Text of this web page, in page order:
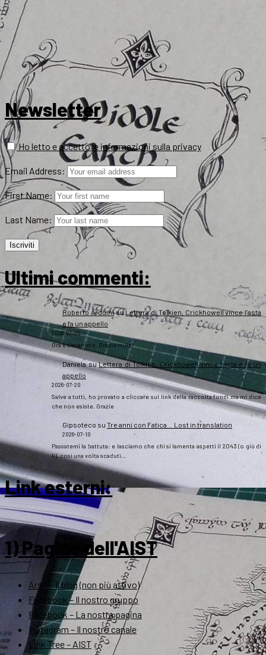
Newsletter
Ho letto e accetto le informazioni sulla privacy
Email Address:
First Name:
Last Name:
Ultimi commenti:
Roberto ArduinisuLettera di Tolkien, Crickhowell vince l’asta
e fa un appello
2026-07-20
Ora è sistemato. Grazie mille!
DanielasuLettera di Tolkien, Crickhowell vince l’asta e fa un
appello
2026-07-20
Salve a tutti, ho provato a cliccare sul link della raccolta fondi ma mi dice
che non esiste. Grazie
Gipsoteco su Tre anni con Fatica… Lost in translation
2026-07-10
Passatemi la battuta: e lasciamo che chi si lamenta aspetti il 2043 (o giù di
lì), così una volta scaduti…
Link esterni:
1) Pagine dell'AIST
ArsT – Il blog (non più attivo)
Facebook – Il nostro gruppo
Facebook – La nostra pagina
Instagram – Il nostro canale
Link Tree – AIST